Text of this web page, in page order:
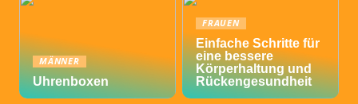
MÄNNER
Uhrenboxen
FRAUEN
Einfache Schritte für
eine bessere
Körperhaltung und
Rückengesundheit